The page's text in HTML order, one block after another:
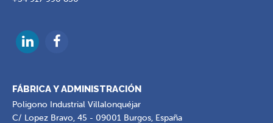
FÁBRICA Y ADMINISTRACIÓN
Poligono Industrial Villalonquéjar
C/ Lopez Bravo, 45 - 09001 Burgos, España